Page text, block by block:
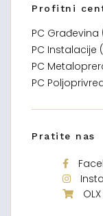
Profitni
PC Građevina
PC Instalacije
PC
PC
Pratite nas